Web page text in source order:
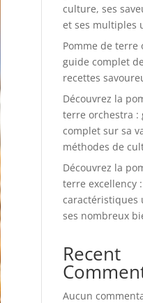
culture, ses
et ses multiples
Pomme de terre
guide complet
recettes
Découvrez la
terre orchestra :
complet sur sa
méthodes de
Découvrez la
terre excellency
caractéristiques
ses nombreux
Recent
Aucun